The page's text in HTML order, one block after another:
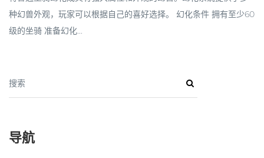
种幻兽外观，玩家可以根据自己的喜好选择。 幻化条件 拥有至少60
级的坐骑 准备幻化...
搜索
导航